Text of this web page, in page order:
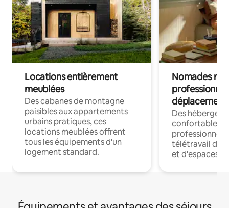
Locations entièrement
meublées
Des cabanes de montagne
paisibles aux appartements
urbains pratiques, ces
locations meublées offrent
tous les équipements d'un
logement standard.
Nomades
déplacement
Des
confortables
professionnels
télétravail
et d'espaces